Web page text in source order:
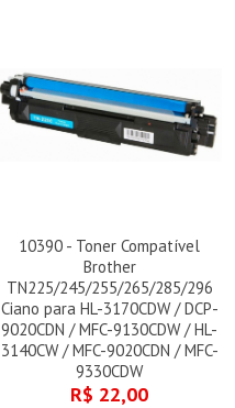
10390 - Toner Compatível
Brother
TN225/245/255/265/285/296
Ciano para HL-3170CDW / DCP-
9020CDN / MFC-9130CDW / HL-
3140CW / MFC-9020CDN / MFC-
9330CDW
R$ 22,00